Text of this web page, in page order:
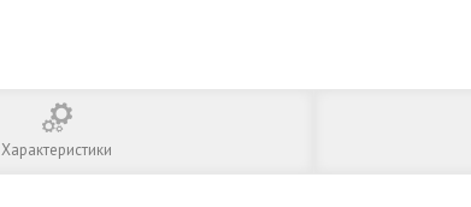
Характеристики